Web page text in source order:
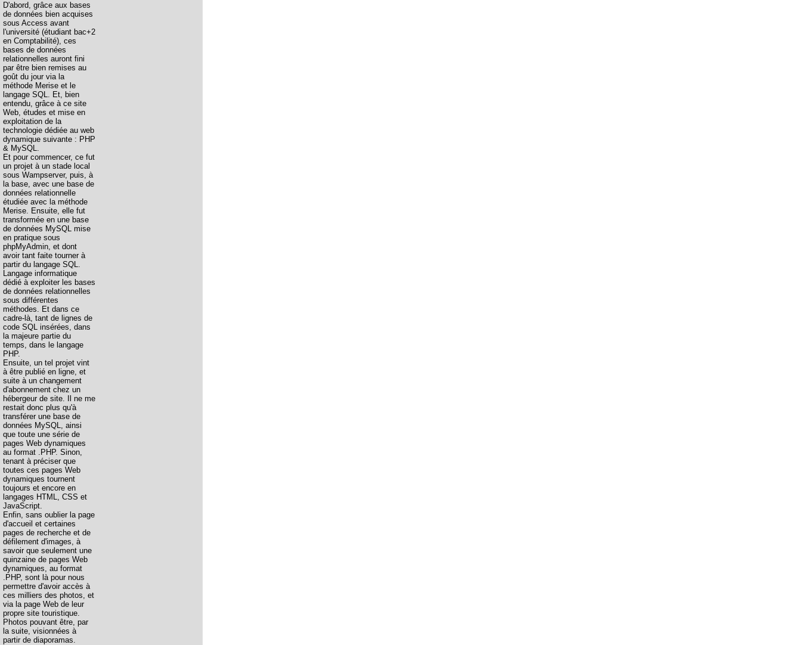
D'abord, grâce aux bases
de données bien acquises
sous Access avant
l'université (étudiant bac+2
en Comptabilité), ces
bases de données
relationnelles auront fini
par être bien remises au
goût du jour via la
méthode Merise et le
langage SQL. Et, bien
entendu, grâce à ce site
Web, études et mise en
exploitation de la
technologie dédiée au web
dynamique suivante : PHP
& MySQL.
Et pour commencer, ce fut
un projet à un stade local
sous Wampserver, puis, à
la base, avec une base de
données relationnelle
étudiée avec la méthode
Merise. Ensuite, elle fut
transformée en une base
de données MySQL mise
en pratique sous
phpMyAdmin, et dont
avoir tant faite tourner à
partir du langage SQL.
Langage informatique
dédié à exploiter les bases
de données relationnelles
sous différentes
méthodes. Et dans ce
cadre-là, tant de lignes de
code SQL insérées, dans
la majeure partie du
temps, dans le langage
PHP.
Ensuite, un tel projet vint
à être publié en ligne, et
suite à un changement
d'abonnement chez un
hébergeur de site. Il ne me
restait donc plus qu'à
transférer une base de
données MySQL, ainsi
que toute une série de
pages Web dynamiques
au format .PHP. Sinon,
tenant à préciser que
toutes ces pages Web
dynamiques tournent
toujours et encore en
langages HTML, CSS et
JavaScript.
Enfin, sans oublier la page
d'accueil et certaines
pages de recherche et de
défilement d'images, à
savoir que seulement une
quinzaine de pages Web
dynamiques, au format
.PHP, sont là pour nous
permettre d'avoir accès à
ces milliers des photos, et
via la page Web de leur
propre site touristique.
Photos pouvant être, par
la suite, visionnées à
partir de diaporamas.